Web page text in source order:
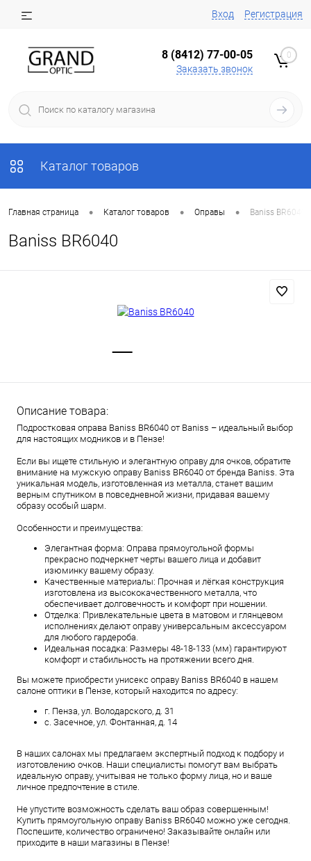
Вход Регистрация
8 (8412) 77-00-05
Заказать звонок
0
Каталог товаров
Главная страница • Каталог товаров • Оправы • Baniss BR6040
Baniss BR6040
Описание товара:
Подростковая оправа Baniss BR6040 от Baniss – идеальный выбор
для настоящих модников и в Пензе!
Если вы ищете стильную и элегантную оправу для очков, обратите
внимание на мужскую оправу Baniss BR6040 от бренда Baniss. Эта
уникальная модель, изготовленная из металла, станет вашим
верным спутником в повседневной жизни, придавая вашему
образу особый шарм.
Особенности и преимущества:
Элегантная форма: Оправа прямоугольной формы
прекрасно подчеркнет черты вашего лица и добавит
изюминку вашему образу.
Качественные материалы: Прочная и лёгкая конструкция
изготовлена из высококачественного металла, что
обеспечивает долговечность и комфорт при ношении.
Отделка: Привлекательные цвета в матовом и глянцевом
исполнениях делают оправу универсальным аксессуаром
для любого гардероба.
Идеальная посадка: Размеры 48-18-133 (мм) гарантируют
комфорт и стабильность на протяжении всего дня.
Вы можете приобрести унисекс оправу Baniss BR6040 в нашем
салоне оптики в Пензе, который находится по адресу:
г. Пенза, ул. Володарского, д. 31
с. Засечное, ул. Фонтанная, д. 14
В наших салонах мы предлагаем экспертный подход к подбору и
изготовлению очков. Наши специалисты помогут вам выбрать
идеальную оправу, учитывая не только форму лица, но и ваше
личное предпочтение в стиле.
Не упустите возможность сделать ваш образ совершенным!
Купить прямоугольную оправу Baniss BR6040 можно уже сегодня.
Поспешите, количество ограничено! Заказывайте онлайн или
приходите в наши магазины в Пензе!